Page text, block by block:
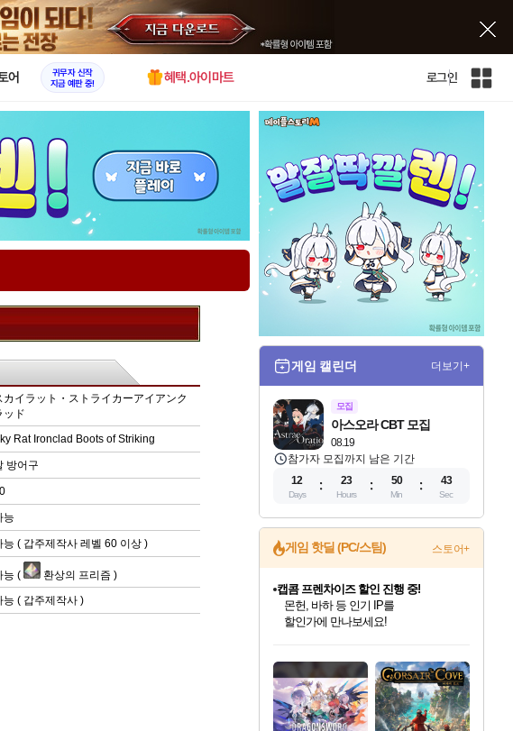
X
어
귀무자 신작
지금 예판 중!
혜택.아이마트 로그인
인
트
カイラット・ストライカーアイアンク
ッド
Rat Ironclad Boots of Striking
방어구
능
능 ( 갑주제작사 레벨 60 이상 )
능 ( 환상의 프리즘 )
능 ( 갑주제작사 )
게임 캘린더 더보기+
모집
08.19
아스오라 CBT 모집
참가자 모집까지 남은 기간
12
Days
23
Hours
50
Min
42
Sec
게임 핫딜 (PC/스팀) 스토어+
네이버혜택과 함께 만나보세요!
50%할인&추가 적립까지!
이니&베니 혜택까지!
네이버 혜택가와 함께 예약하세요!
할인&네이버혜택으로 만나보세요!
네이버페이 혜택과 만나보세요!
40주년 프로모션으로 만나보세요!
네이버 포인트 혜택까지!
캡콤 프렌차이즈 할인 진행 중!
몬헌, 바하 등 인기 IP를
할인가에 만나보세요!
일부 에디션 상시 할인!
혜택으로 예약 판매 중
편안하게 충전하세요